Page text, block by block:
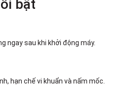
bật
ngay sau khi khởi động máy.
hạn chế vi khuẩn và nấm mốc.